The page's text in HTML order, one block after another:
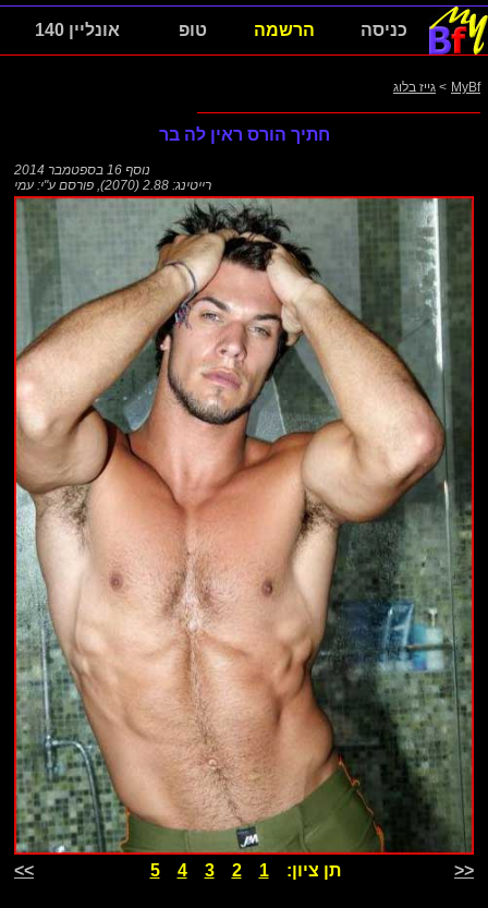
כניסה הרשמה טופ אונליין 140
MyBf
> גייז בלוג
חתיך הורס ראין לה בר
נוסף 16 בספטמבר 2014
רייטינג: 2.88 (2070)
, פורסם ע"י: עמי
<< תן ציון:1
2
3
4
5
>>